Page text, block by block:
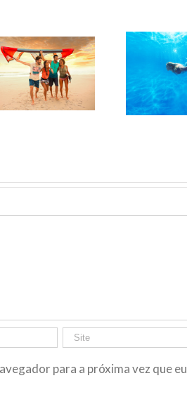
Beagle
para a próxima vez que eu